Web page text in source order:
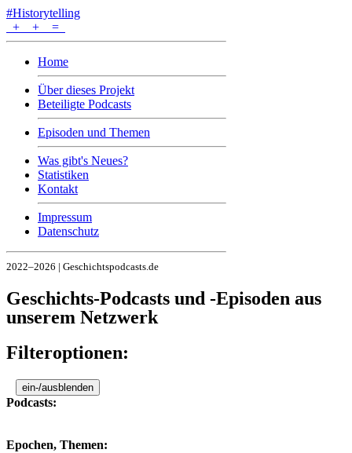
#Historytelling
+
+ =
Home
Über dieses Projekt
Beteiligte Podcasts
Episoden und Themen
Was gibt's Neues?
Statistiken
Kontakt
Impressum
Datenschutz
2022–2026 | Geschichtspodcasts.de
Geschichts-Podcasts und -Episoden aus
unserem Netzwerk
Filteroptionen:
ein-/ausblenden
Podcasts:
Epochen, Themen: